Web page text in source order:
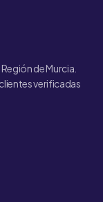
de Murcia.
verificadas